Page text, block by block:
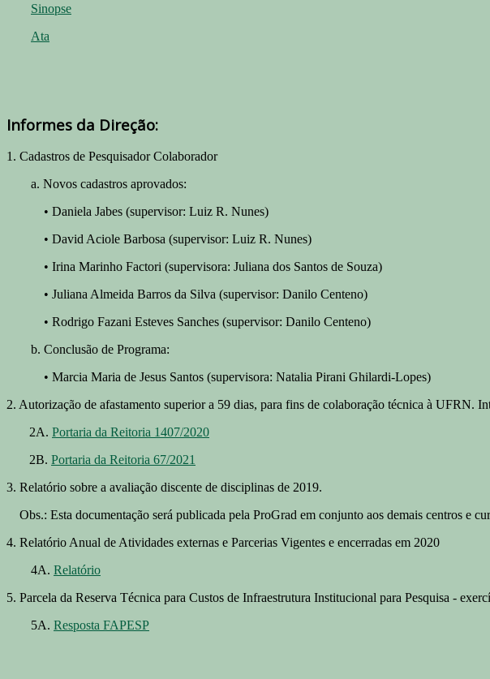
Sinopse
Ata
Informes da Direção:
1. Cadastros de Pesquisador Colaborador
a. Novos cadastros aprovados:
• Daniela Jabes (supervisor: Luiz R. Nunes)
• David Aciole Barbosa (supervisor: Luiz R. Nunes)
• Irina Marinho Factori (supervisora: Juliana dos Santos de Souza)
• Juliana Almeida Barros da Silva (supervisor: Danilo Centeno)
• Rodrigo Fazani Esteves Sanches (supervisor: Danilo Centeno)
b. Conclusão de Programa:
• Marcia Maria de Jesus Santos (supervisora: Natalia Pirani Ghilardi-Lopes)
2. Autorização de afastamento superior a 59 dias, para fins de colaboração técnica à UFRN.
2A. Portaria da Reitoria 1407/2020
2B. Portaria da Reitoria 67/2021
3. Relatório sobre a avaliação discente de disciplinas de 2019.
Obs.: Esta documentação será publicada pela ProGrad em conjunto aos demais centros e
4. Relatório Anual de Atividades externas e Parcerias Vigentes e encerradas em 2020
4A. Relatório
5. Parcela da Reserva Técnica para Custos de Infraestrutura Institucional para Pesquisa -
5A. Resposta FAPESP